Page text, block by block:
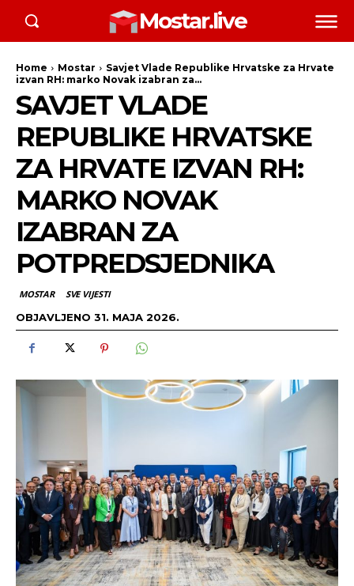
Mostar.live
Home Mostar
Savjet Vlade Republike Hrvatske za Hrvate
izvan RH: marko Novak izabran za...
SAVJET VLADE
REPUBLIKE HRVATSKE
ZA HRVATE IZVAN RH:
MARKO NOVAK
IZABRAN ZA
POTPREDSJEDNIKA
MOSTAR SVE VIJESTI
OBJAVLJENO 31. MAJA 2026.